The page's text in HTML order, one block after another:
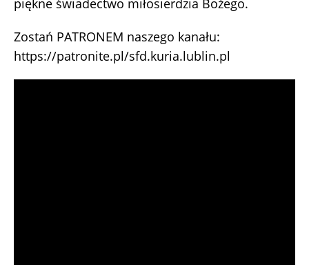
piękne świadectwo miłosierdzia Bożego.
Zostań PATRONEM naszego kanału:
https://patronite.pl/sfd.kuria.lublin.pl